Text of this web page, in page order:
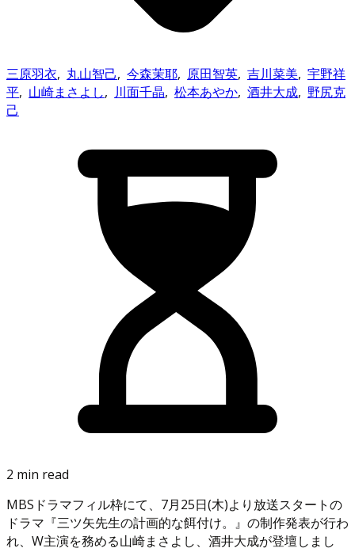
三原羽衣, 丸山智己, 今森茉耶, 原田智英, 吉川菜美, 宇野祥
平, 山崎まさよし, 川面千晶, 松本あやか, 酒井大成, 野尻克
己
2 min read
MBSドラマフィル枠にて、7月25日(木)より放送スタートの
ドラマ『三ツ矢先生の計画的な餌付け。』の制作発表が行わ
れ、W主演を務める山崎まさよし、酒井大成が登壇しまし